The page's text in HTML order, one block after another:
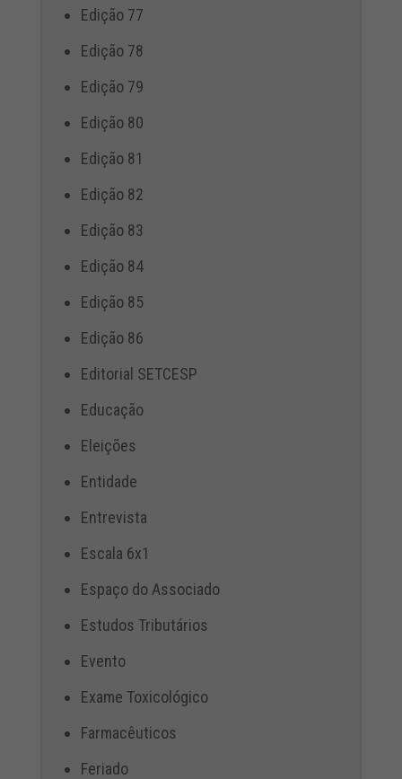
Edição 77
Edição 78
Edição 79
Edição 80
Edição 81
Edição 82
Edição 83
Edição 84
Edição 85
Edição 86
Editorial SETCESP
Educação
Eleições
Entidade
Entrevista
Escala 6x1
Espaço do Associado
Estudos Tributários
Evento
Exame Toxicológico
Farmacêuticos
Feriado